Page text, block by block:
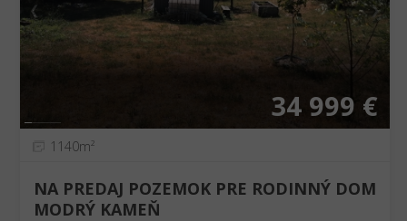
❮ ❯
34 999 €
1140m²
NA PREDAJ POZEMOK PRE RODINNÝ DOM
MODRÝ KAMEŇ